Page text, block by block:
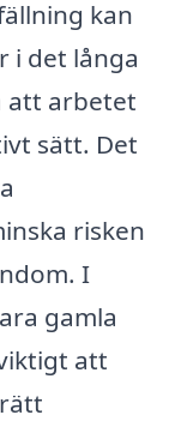
kan
i det långa
att arbetet
sätt. Det
risken
I
gamla
att